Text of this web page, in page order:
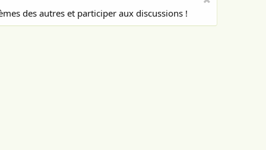
des autres et participer aux discussions !